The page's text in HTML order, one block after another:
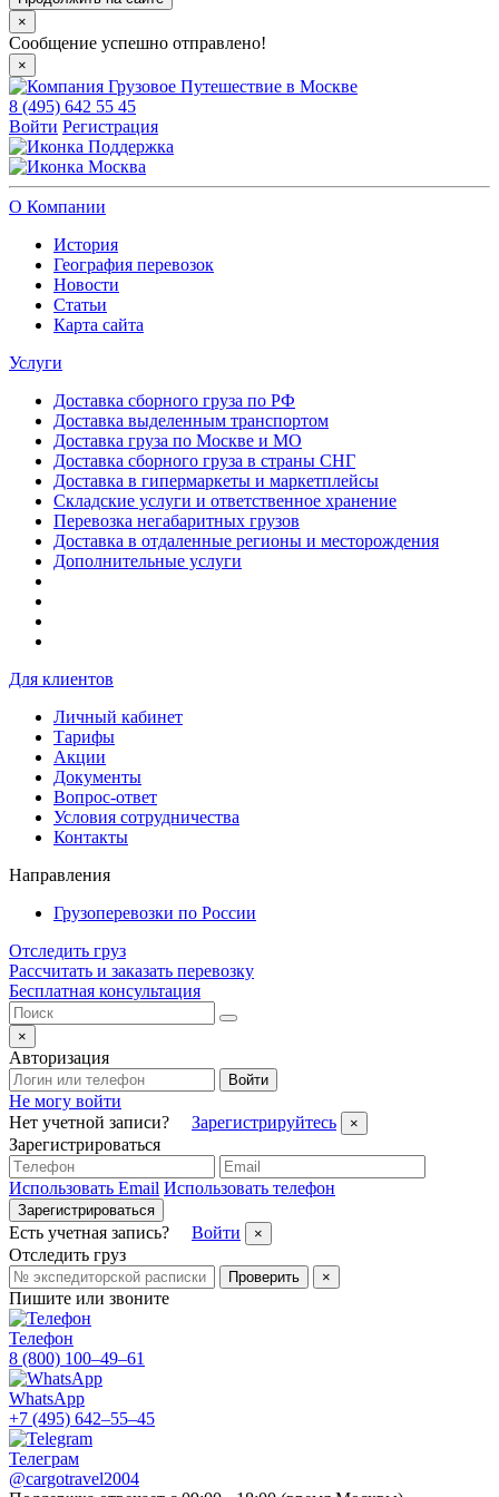
×
Сообщение успешно отправлено!
×
8 (495) 642 55 45
Войти Регистрация
Поддержка
Москва
О Компании
История
География перевозок
Новости
Статьи
Карта сайта
Услуги
Доставка сборного груза по РФ
Доставка выделенным транспортом
Доставка груза по Москве и МО
Доставка сборного груза в страны СНГ
Доставка в гипермаркеты и маркетплейсы
Складские услуги и ответственное хранение
Перевозка негабаритных грузов
Доставка в отдаленные регионы и месторождения
Дополнительные услуги
Для клиентов
Личный кабинет
Тарифы
Акции
Документы
Вопрос-ответ
Условия сотрудничества
Контакты
Направления
Грузоперевозки по России
Отследить груз
Рассчитать и заказать перевозку
Бесплатная консультация
×
Авторизация
Войти
Не могу войти
Нет учетной записи?
Зарегистрируйтесь ×
Зарегистрироваться
Использовать Email Использовать телефон
Зарегистрироваться
Есть учетная запись? Войти ×
Отследить груз
Проверить ×
Пишите или звоните
Телефон
8 (800) 100–49–61
WhatsApp
+7 (495) 642–55–45
Телеграм
@cargotravel2004